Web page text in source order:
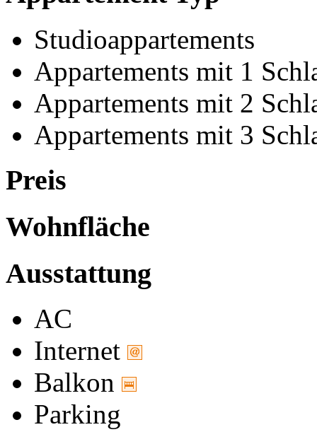
Studioappartements
Appartements mit 1
Appartements mit 2
Appartements mit 3
Preis
Wohnfläche
Ausstattung
AC
Internet
Balkon
Parking